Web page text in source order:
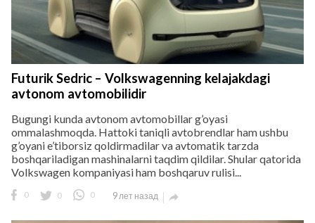
Futurik Sedric – Volkswagenning kelajakdagi
avtonom avtomobilidir
Bugungi kunda avtonom avtomobillar g’oyasi
ommalashmoqda. Hattoki taniqli avtobrendlar ham ushbu
g’oyani e’tiborsiz qoldirmadilar va avtomatik tarzda
boshqariladigan mashinalarni taqdim qildilar. Shular qatorida
Volkswagen kompaniyasi ham boshqaruv rulisi...
0 0 0 9 лет назад 